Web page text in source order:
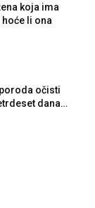
koja ima
li ona
očisti
dana…